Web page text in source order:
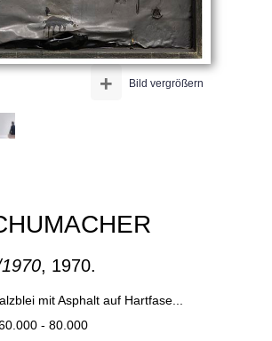
Bild vergrößern
+
, 1970.
mit Asphalt auf Hartfase...
- 80.000